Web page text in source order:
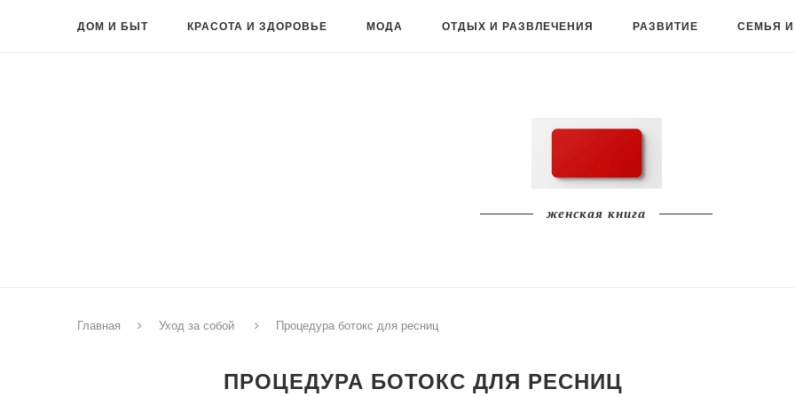
ДОМ И БЫТ КРАСОТА И ЗДОРОВЬЕ МОДА ОТДЫХ И РАЗВЛЕЧЕНИЯ РАЗВИТИЕ СЕМЬЯ И
женская книга
Главная Уход за собой Процедура ботокс для ресниц
ПРОЦЕДУРА БОТОКС ДЛЯ РЕСНИЦ